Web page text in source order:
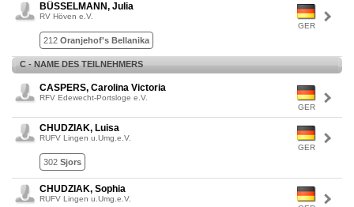
GER
BÜSSELMANN, Julia
RV Höven e.V.
212 Oranjehof's Bellanika
C - NAME DES TEILNEHMERS
GER
CASPERS, Carolina Victoria
RFV Edewecht-Portsloge e.V.
GER
CHUDZIAK, Luisa
RUFV Lingen u.Umg.e.V.
302 Sjors
CHUDZIAK, Sophia
RUFV Lingen u.Umg.e.V.